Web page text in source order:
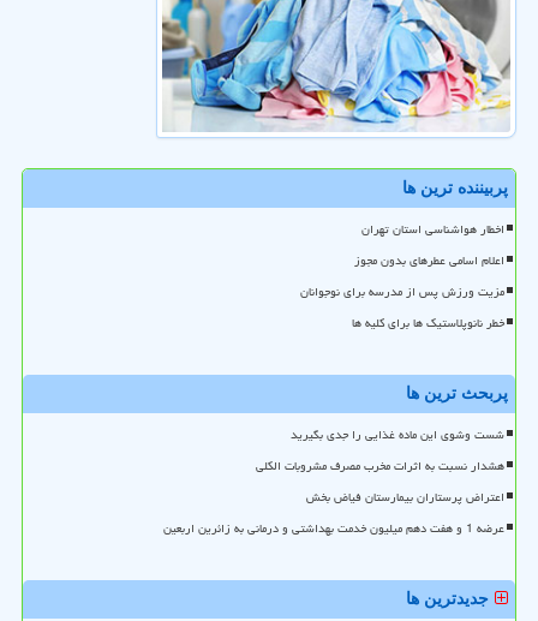
پربیننده ترین ها
اخطار هواشناسی استان تهران
اعلام اسامی عطرهای بدون مجوز
مزیت ورزش پس از مدرسه برای نوجوانان
خطر نانوپلاستیک ها برای کلیه ها
پربحث ترین ها
شست وشوی این ماده غذایی را جدی بگیرید
هشدار نسبت به اثرات مخرب مصرف مشروبات الکلی
اعتراض پرستاران بیمارستان فیاض بخش
عرضه 1 و هفت دهم میلیون خدمت بهداشتی و درمانی به زائرین اربعین
جدیدترین ها